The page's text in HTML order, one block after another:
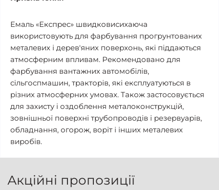
Емаль «Експрес» швидковисихаюча
використовують для фарбування прогрунтованих
металевих і дерев'яних поверхонь, які піддаються
атмосферним впливам. Рекомендовано для
фарбування вантажних автомобілів,
сільгоспмашин, тракторів, які експлуатуються в
різних атмосферних умовах. Також застосовується
для захисту і оздоблення металоконструкцій,
зовнішньої поверхні трубопроводів і резервуарів,
обладнання, огорож, воріт і інших металевих
виробів.
Акційні пропозиції